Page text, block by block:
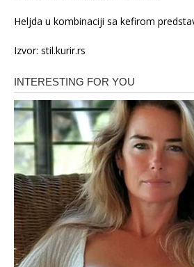
Heljda u kombinaciji sa kefirom
Izvor: stil.kurir.rs